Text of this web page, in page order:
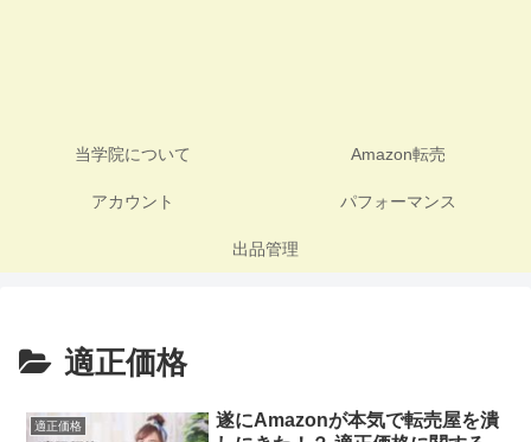
当学院について Amazon転売
アカウント パフォーマンス
出品管理
適正価格
適正価格
遂にAmazonが本気で転売屋を潰